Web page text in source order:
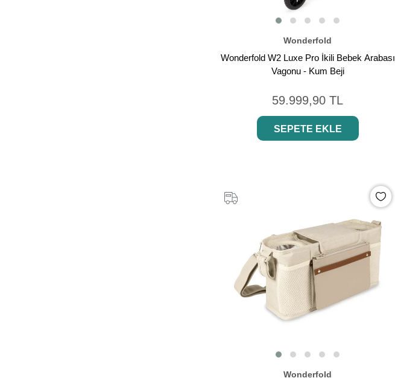
Wonderfold
Wonderfold W2 Luxe Pro İkili Bebek Arabası
Vagonu - Kum Beji
59.999,90 TL
SEPETE EKLE
Wonderfold